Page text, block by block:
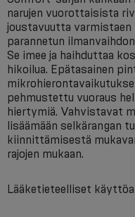
narujen vuorottaisista
joustavuutta varmistaen
parannetun
Se imee ja haihduttaa
hikoilua. Epätasainen
pehmustettu vuoraus
hiertymiä. Vahvistavat
lisäämään selkärangan
kiinnittämisestä
rajojen mukaan.
Lääketieteelliset